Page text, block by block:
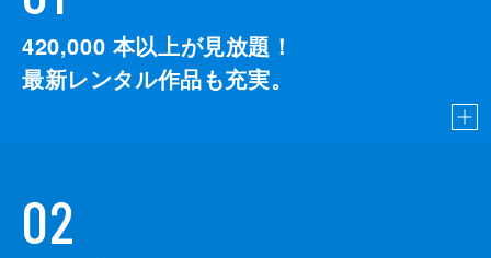
420,000 本以上が見放題！
最新レンタル作品も充実。
02